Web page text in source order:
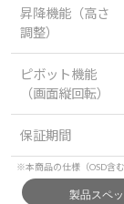
昇降機能（高さ
調整）
ピボット機能
（画面縦回転）
保証期間